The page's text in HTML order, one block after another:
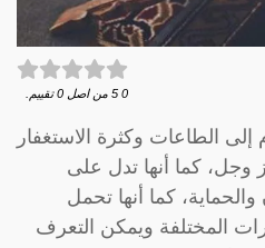
0
5 من اصل 0 تقييم.
الطاعات وكثرة الاستغفار
وجل، كما أنها تدل على
كما أنها تحمل
المختلفة ويمكن التعرف